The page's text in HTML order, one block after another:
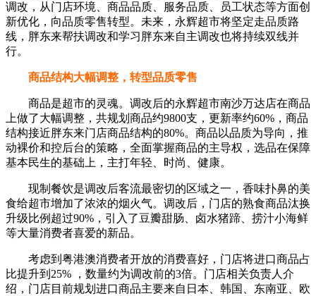
调改，从门店环境、商品品质、服务品质、员工状态等方面创
新优化，向品质零售转型。未来，永辉超市将坚定走品质路
线，胖东来帮扶调改和学习胖东来自主调改也将持续双线并
行。
商品结构大幅调整，转型品质零售
商品是超市的灵魂。调改后的永辉超市南沙万达店在商品
上做了大幅调整，共规划商品约9800支，更新率约60%，商品
结构接近胖东来门店商品结构的80%。商品以品质为导向，推
动裸价和控后台的策略，全面掌握商品的主导权，选品在保障
基本民生的基础上，主打年轻、时尚、健康。
现制餐饮是调改后客流最密切的区域之一，香味扑鼻的美
食给超市增加了浓浓的烟火气。调改后，门店的熟食商品汰换
升级比例超过90%，引入了豆瓣甜肠、卤水猪蹄、捞汁小海鲜
等大量消费者喜爱的新品。
考虑到粤港澳消费者开放的消费喜好，门店将进口商品占
比提升到25% ，数量约为调改前的3倍。门店相关负责人介
绍，门店目前规划进口商品主要来自日本、韩国、东南亚、欧